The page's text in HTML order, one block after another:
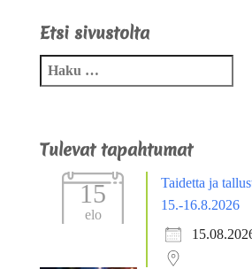
Etsi sivustolta
Tulevat tapahtumat
15
elo
Taidetta ja
15.-16.8.2026